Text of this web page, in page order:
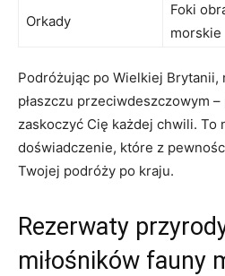
Orkady
Foki
morskie
Podróżując po⁤ Wielkiej Brytanii,
płaszczu przeciwdeszczowym
zaskoczyć Cię każdej chwili. To
doświadczenie, które z
Twojej podróży po kraju.
Rezerwaty
miłośników ⁢fauny